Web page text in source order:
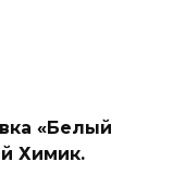
«Белый
Химик.